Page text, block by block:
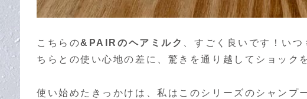
こちらの&PAIRのヘアミルク
、すごく良いです！い
ちらとの使い心地の差に、驚きを通り越してショッ
使い始めたきっかけは、私はこのシリーズのシャンプ